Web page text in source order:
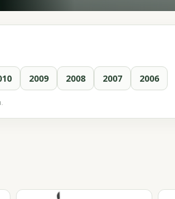
2009 2008 2007 2006